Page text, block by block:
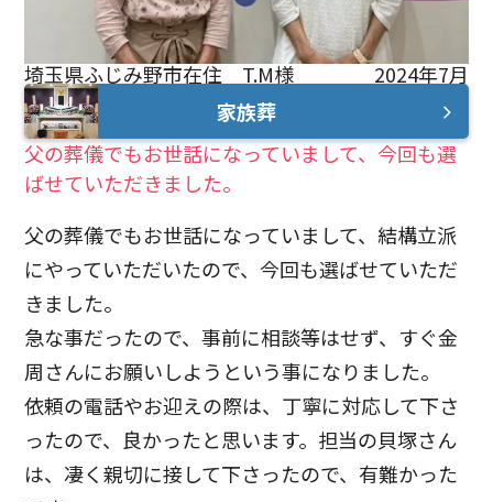
埼玉県ふじみ野市在住 T.M様
2024年7月
家族葬
父の葬儀でもお世話になっていまして、今回も選
ばせていただきました。
父の葬儀でもお世話になっていまして、結構立派
にやっていただいたので、今回も選ばせていただ
きました。
急な事だったので、事前に相談等はせず、すぐ金
周さんにお願いしようという事になりました。
依頼の電話やお迎えの際は、丁寧に対応して下さ
ったので、良かったと思います。担当の貝塚さん
は、凄く親切に接して下さったので、有難かった